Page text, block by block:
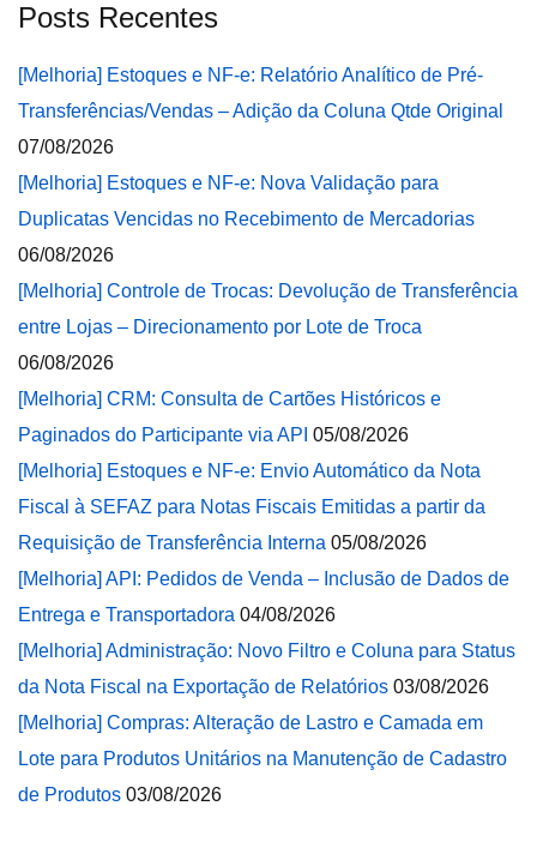
Posts Recentes
[Melhoria] Estoques e NF-e: Relatório Analítico de Pré-
Transferências/Vendas – Adição da Coluna Qtde Original
07/08/2026
[Melhoria] Estoques e NF-e: Nova Validação para
Duplicatas Vencidas no Recebimento de Mercadorias
06/08/2026
[Melhoria] Controle de Trocas: Devolução de Transferência
entre Lojas – Direcionamento por Lote de Troca
06/08/2026
[Melhoria] CRM: Consulta de Cartões Históricos e
Paginados do Participante via API 05/08/2026
[Melhoria] Estoques e NF-e: Envio Automático da Nota
Fiscal à SEFAZ para Notas Fiscais Emitidas a partir da
Requisição de Transferência Interna 05/08/2026
[Melhoria] API: Pedidos de Venda – Inclusão de Dados de
Entrega e Transportadora 04/08/2026
[Melhoria] Administração: Novo Filtro e Coluna para Status
da Nota Fiscal na Exportação de Relatórios 03/08/2026
[Melhoria] Compras: Alteração de Lastro e Camada em
Lote para Produtos Unitários na Manutenção de Cadastro
de Produtos 03/08/2026